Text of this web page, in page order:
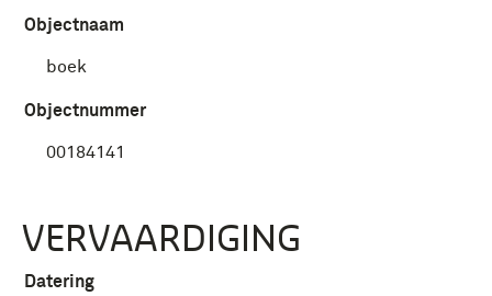
Objectnaam
boek
Objectnummer
00184141
VERVAARDIGING
Datering